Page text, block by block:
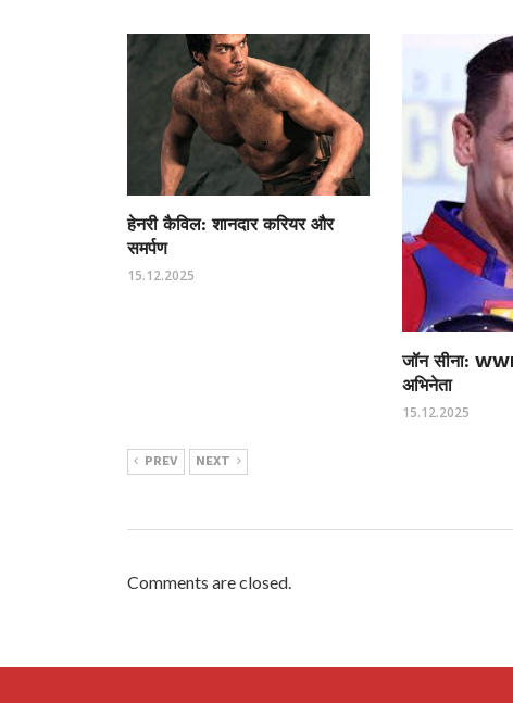
हेनरी कैविल: शानदार करियर और
समर्पण
15.12.2025
जॉन सीना:
अभिनेता
15.12.2025
PREV NEXT
Comments are closed.